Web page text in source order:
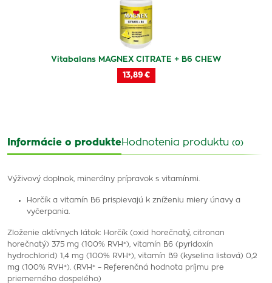
Vitabalans MAGNEX CITRATE + B6 CHEW
13,89 €
Informácie o produkteHodnotenia produktu (0)
Výživový doplnok, minerálny prípravok s vitamínmi.
Horčík a vitamín B6 prispievajú k zníženiu miery únavy a
vyčerpania.
Zloženie aktívnych látok: Horčík (oxid horečnatý, citronan
horečnatý) 375 mg (100% RVH*), vitamín B6 (pyridoxín
hydrochlorid) 1,4 mg (100% RVH*), vitamín B9 (kyselina listová) 0,2
mg (100% RVH*). (RVH* – Referenčná hodnota príjmu pre
priemerného dospelého)